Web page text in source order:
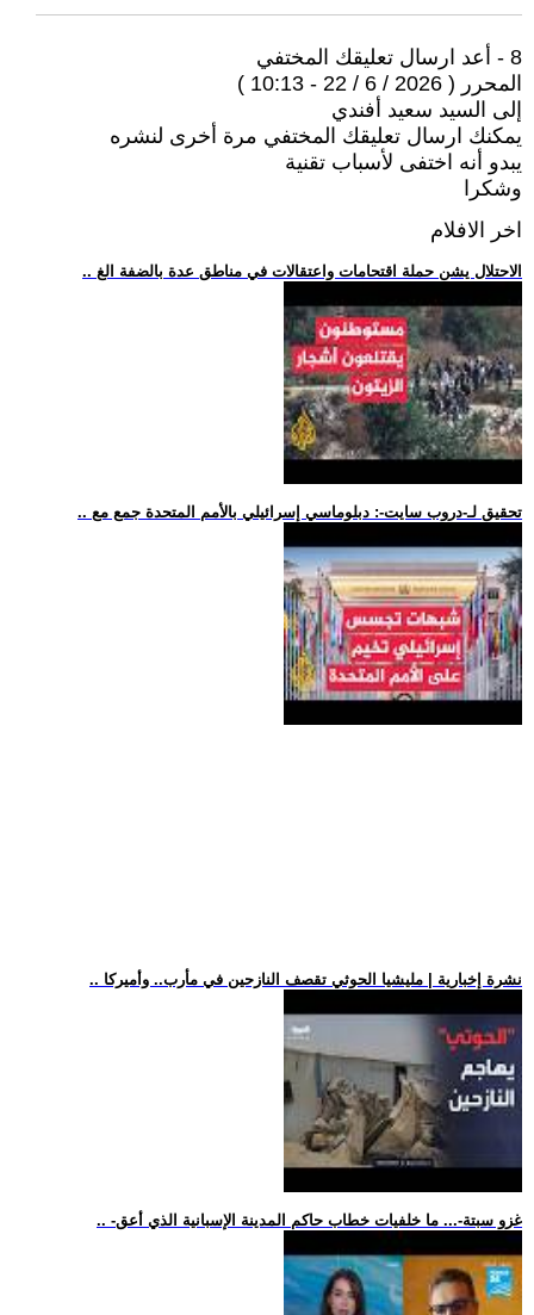
8 - أعد ارسال تعليقك المختفي
المحرر ( 2026 / 6 / 22 - 10:13 )
إلى السيد سعيد أفندي
يمكنك ارسال تعليقك المختفي مرة أخرى لنشره
يبدو أنه اختفى لأسباب تقنية
وشكرا
اخر الافلام
.. الاحتلال يشن حملة اقتحامات واعتقالات في مناطق عدة بالضفة الغ
.. تحقيق لـ-دروب سايت-: دبلوماسي إسرائيلي بالأمم المتحدة جمع مع
.. نشرة إخبارية | مليشيا الحوثي تقصف النازحين في مأرب.. وأميركا
.. -غزو سبتة-... ما خلفيات خطاب حاكم المدينة الإسبانية الذي أعق